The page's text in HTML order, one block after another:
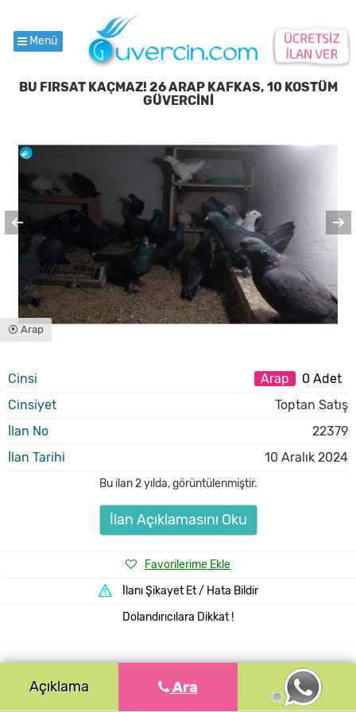
Menü
BU FIRSAT KAÇMAZ! 26 ARAP KAFKAS, 10 KOSTÜM
GÜVERCİNİ
⦿ Arap
Cinsi Arap
0 Adet
Cinsiyet
Toptan Satış
İlan No
22379
İlan Tarihi
10 Aralık 2024
Bu ilan2 yılda,görüntülenmiştir.
İlan Açıklamasını Oku
Favorilerime Ekle
İlanı Şikayet Et / Hata Bildir
Dolandırıcılara Dikkat !
Açıklama Ara